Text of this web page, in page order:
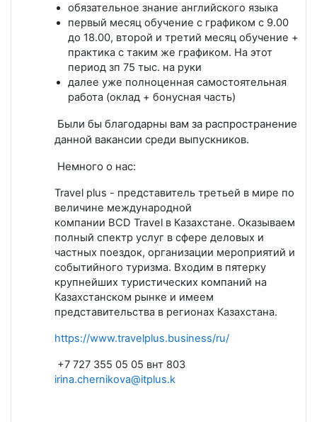
обязательное знание английского языка
первый месяц обучение с графиком с 9.00
до 18.00, второй и третий месяц обучение +
практика с таким же графиком. На этот
период зп 75 тыс. на руки
далее уже полноценная самостоятельная
работа (оклад + бонусная часть)
Были бы благодарны вам за распространение
данной вакансии среди выпускников.
Немного о нас:
Travel plus - представитель третьей в мире по
величине международной
компании BCD Travel в Казахстане. Оказываем
полный спектр услуг в сфере деловых и
частных поездок, организации мероприятий и
событийного туризма. Входим в пятерку
крупнейших туристических компаний на
Казахстанском рынке и имеем
представительства в регионах Казахстана.
https://www.travelplus.business/ru/
+7 727 355 05 05 внт 803
irina.chernikova@itplus.k